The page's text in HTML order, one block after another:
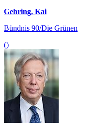
Gehring, Kai
Bündnis 90/Die Grünen
()